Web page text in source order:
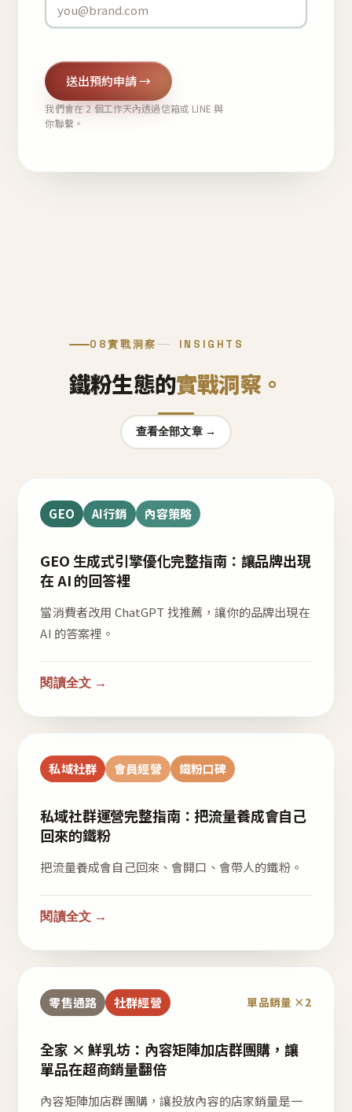
送出預約申請 →
我們會在 2 個工作天內透過信箱或 LINE 與
你聯繫。
08實戰洞察 INSIGHTS
鐵粉生態的實戰洞察。
查看全部文章 →
GEO AI行銷 內容策略
GEO 生成式引擎優化完整指南：讓品牌出現
在 AI 的回答裡
當消費者改用 ChatGPT 找推薦，讓你的品牌出現在
AI 的答案裡。
閱讀全文 →
私域社群 會員經營 鐵粉口碑
私域社群運營完整指南：把流量養成會自己
回來的鐵粉
把流量養成會自己回來、會開口、會帶人的鐵粉。
閱讀全文 →
零售通路 社群經營 單品銷量 ×2
全家 × 鮮乳坊：內容矩陣加店群團購，讓
單品在超商銷量翻倍
內容矩陣加店群團購，讓投放內容的店家銷量是一